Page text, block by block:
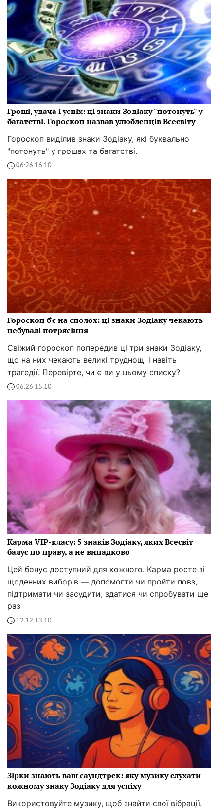
Гроші, удача і успіх: ці знаки Зодіаку "потонуть" у
багатстві. Гороскоп назвав улюбленців Всесвіту
Гороскоп виділив знаки Зодіаку, які буквально
"потонуть" у грошах та багатстві.
06:26 16.10
Гороскоп б'є на сполох: ці знаки Зодіаку чекають
небувалі потрясіння
Свіжий гороскоп попередив ці три знаки Зодіаку,
що на них чекають великі труднощі і навіть
трагедії. Перевірте, чи є ви у цьому списку?
06:26 15.10
Карма VIP-класу: 5 знаків Зодіаку, яких Всесвіт
балує по праву, а не випадково
Цей бонус доступний для кожного. Карма росте зі
щоденних виборів — допомогти чи пройти повз,
підтримати чи засудити, здатися чи спробувати ще
раз
12:12 13.10
Зірки знають ваш саундтрек: яку музику слухати
кожному знаку Зодіаку для успіху
Використовуйте музику, щоб знайти свої вібрації.